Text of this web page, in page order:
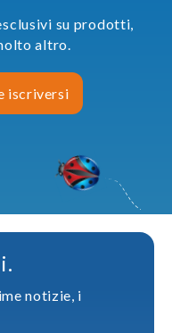
su prodotti,
altro.
iscriversi
notizie, i